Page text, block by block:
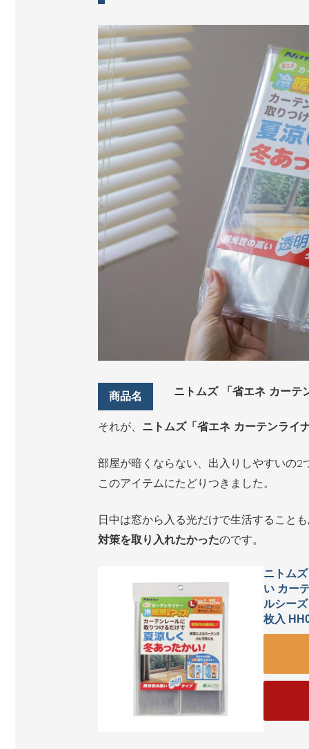
ニトムズ 「省エネ カーテ
それが、 ニトムズ「省エネ カーテンライ
部屋が暗くならない、出入りしやすいの
このアイテムにたどりつきました。
日中は窓から入る光だけで生活すること
対策を取り入れたかったのです。
ニトム
い カー
ルシー
枚入